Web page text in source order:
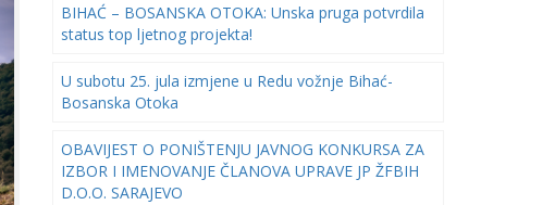
BIHAĆ – BOSANSKA OTOKA: Unska pruga potvrdila
status top ljetnog projekta!
U subotu 25. jula izmjene u Redu vožnje Bihać-
Bosanska Otoka
OBAVIJEST O PONIŠTENJU JAVNOG KONKURSA ZA
IZBOR I IMENOVANJE ČLANOVA UPRAVE JP ŽFBIH
D.O.O. SARAJEVO